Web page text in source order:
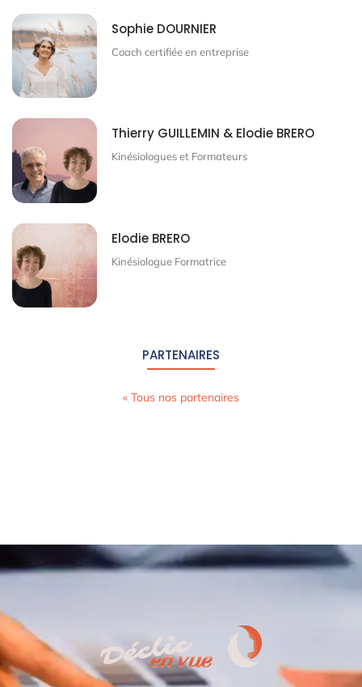
Sophie DOURNIER
Coach certifiée en entreprise
Thierry GUILLEMIN & Elodie BRERO
Kinésiologues et Formateurs
Elodie BRERO
Kinésiologue Formatrice
PARTENAIRES
« Tous nos partenaires